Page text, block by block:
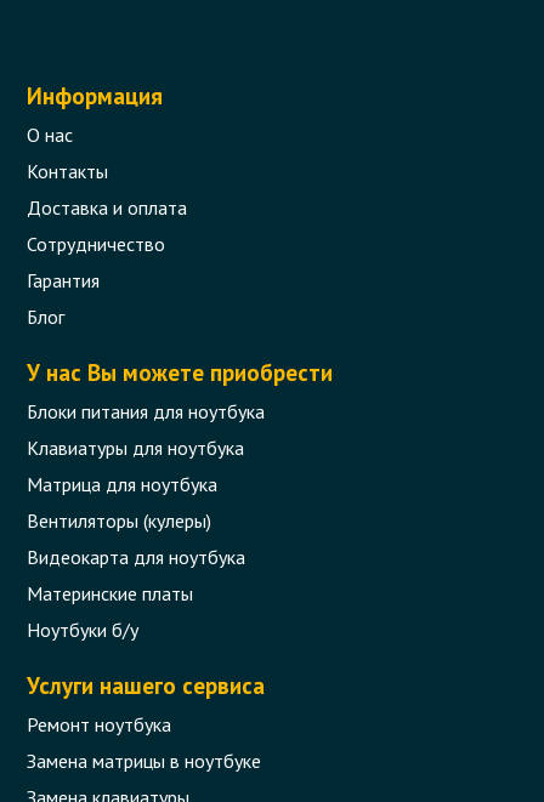
Информация
О нас
Контакты
Доставка и оплата
Сотрудничество
Гарантия
Блог
У нас Вы можете приобрести
Блоки питания для ноутбука
Клавиатуры для ноутбука
Матрица для ноутбука
Вентиляторы (кулеры)
Видеокарта для ноутбука
Материнские платы
Ноутбуки б/у
Услуги нашего сервиса
Ремонт ноутбука
Замена матрицы в ноутбуке
Замена клавиатуры